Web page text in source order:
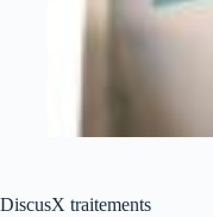
DiscusX traitements